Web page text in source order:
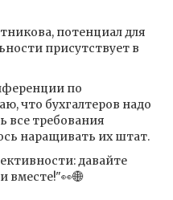
потенциал для
присутствует в
по
что бухгалтеров надо
все требования
наращивать их штат.
давайте
вместе!"👀🌐